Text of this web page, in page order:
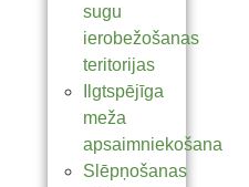
sugu
ierobežošanas
teritorijas
Ilgtspējīga
meža
apsaimniekošana
Slēpņošanas